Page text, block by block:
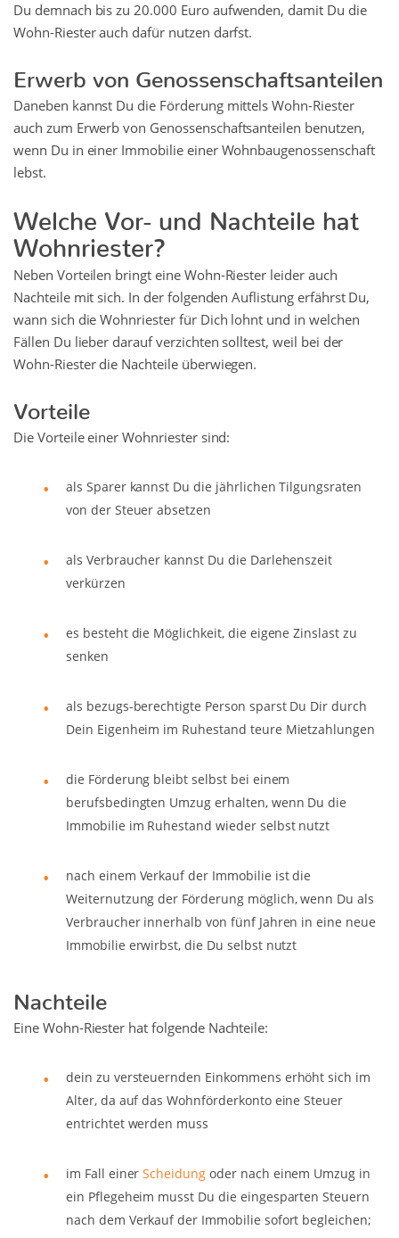
Du demnach bis zu 20.000 Euro aufwenden, damit Du die
Wohn-Riester auch dafür nutzen darfst.
Erwerb von Genossenschaftsanteilen
Daneben kannst Du die Förderung mittels Wohn-Riester
auch zum Erwerb von Genossenschaftsanteilen benutzen,
wenn Du in einer Immobilie einer Wohnbaugenossenschaft
lebst.
Welche Vor- und Nachteile hat
Wohnriester?
Neben Vorteilen bringt eine Wohn-Riester leider auch
Nachteile mit sich. In der folgenden Auflistung erfährst Du,
wann sich die Wohnriester für Dich lohnt und in welchen
Fällen Du lieber darauf verzichten solltest, weil bei der
Wohn-Riester die Nachteile überwiegen.
Vorteile
Die Vorteile einer Wohnriester sind:
als Sparer kannst Du die jährlichen Tilgungsraten
von der Steuer absetzen
als Verbraucher kannst Du die Darlehenszeit
verkürzen
es besteht die Möglichkeit, die eigene Zinslast zu
senken
als bezugs-berechtigte Person sparst Du Dir durch
Dein Eigenheim im Ruhestand teure Mietzahlungen
die Förderung bleibt selbst bei einem
berufsbedingten Umzug erhalten, wenn Du die
Immobilie im Ruhestand wieder selbst nutzt
nach einem Verkauf der Immobilie ist die
Weiternutzung der Förderung möglich, wenn Du als
Verbraucher innerhalb von fünf Jahren in eine neue
Immobilie erwirbst, die Du selbst nutzt
Nachteile
Eine Wohn-Riester hat folgende Nachteile:
dein zu versteuernden Einkommens erhöht sich im
Alter, da auf das Wohnförderkonto eine Steuer
entrichtet werden muss
im Fall einerScheidung oder nach einem Umzug in
ein Pflegeheim musst Du die eingesparten Steuern
nach dem Verkauf der Immobilie sofort begleichen;